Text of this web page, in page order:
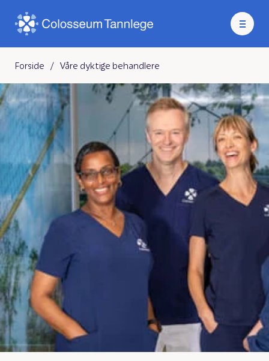
Forside / Våre dyktige behandlere